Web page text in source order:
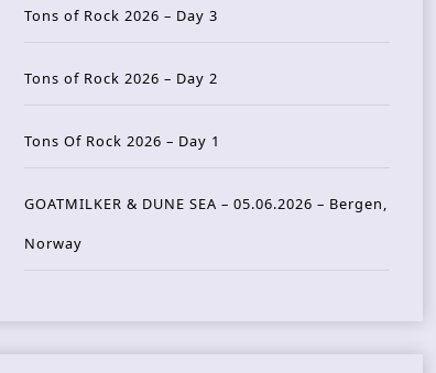
Tons of Rock 2026 – Day 3
Tons of Rock 2026 – Day 2
Tons Of Rock 2026 – Day 1
GOATMILKER & DUNE SEA – 05.06.2026 – Bergen,
Norway